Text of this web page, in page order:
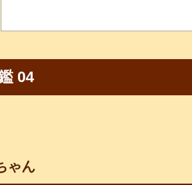
04
ゃん